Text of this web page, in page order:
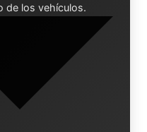
de los vehículos.